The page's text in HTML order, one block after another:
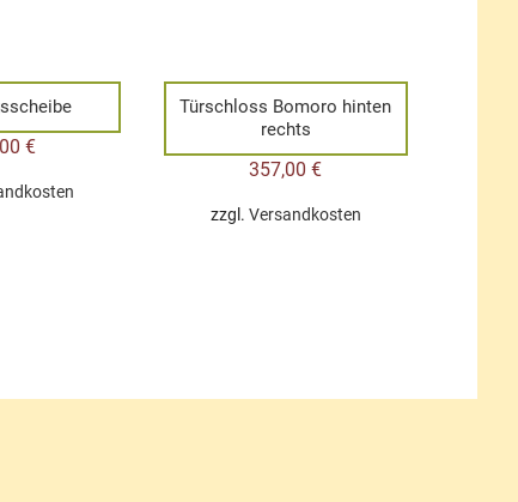
€
Türschloss Bomoro hinten
rechts
357,00€
zzgl. Versandkosten